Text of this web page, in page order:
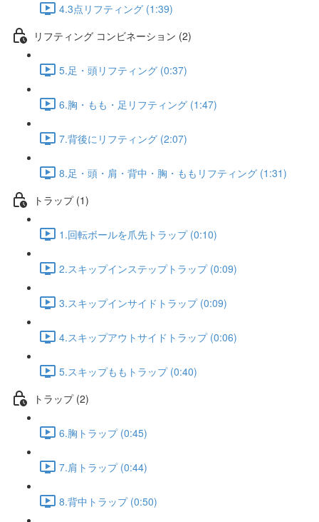
4.3点リフティング (1:39)
リフティング コンビネーション (2)
5.足・頭リフティング (0:37)
6.胸・もも・足リフティング (1:47)
7.背後にリフティング (2:07)
8.足・頭・肩・背中・胸・ももリフティング (1:31)
トラップ (1)
1.回転ボールを爪先トラップ (0:10)
2.スキップインステップトラップ (0:09)
3.スキップインサイドトラップ (0:09)
4.スキップアウトサイドトラップ (0:06)
5.スキップももトラップ (0:40)
トラップ (2)
6.胸トラップ (0:45)
7.肩トラップ (0:44)
8.背中トラップ (0:50)